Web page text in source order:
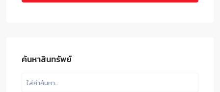
ค้นหาสินทรัพย์